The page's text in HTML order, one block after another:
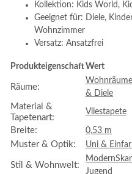
Kollektion: Kids World,
Geeignet für: Diele,
Wohnzimmer
Versatz: Ansatzfrei
ProdukteigenschaftWert
Räume:
Wohnräume
& Diele
Material &
Tapetenart:
Vliestapete
Breite: 0,53 m
Muster & Optik: Uni &
Stil & Wohnwelt:
Modern
Jugend